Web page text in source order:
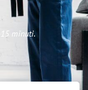
minuti.